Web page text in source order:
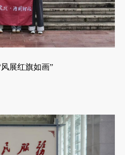
展红旗如画”